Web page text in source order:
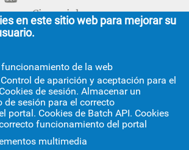
Cinco siglos
impulsando el
conocimiento
GEOGRAFÍA E HISTORIA
María de Padilla, s/n.
Sevilla 41004.
954 55 13 40
+info
en este sitio web para mejorar su
de la web
de aparición y aceptación para el
de sesión. Almacenar un
sesión para el correcto
portal. Cookies de Batch API. Cookies
funcionamiento del portal
multimedia